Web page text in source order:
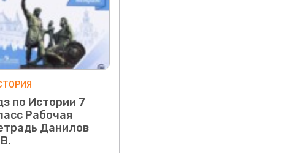
по Истории 7
Рабочая
Данилов